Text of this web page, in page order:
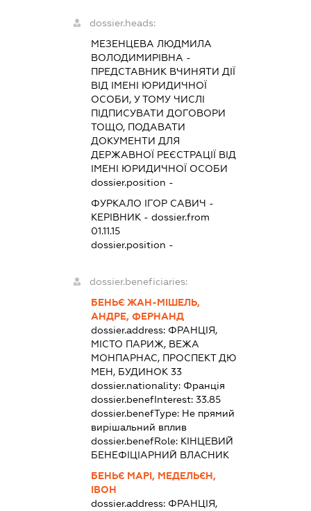
dossier.heads:
МЕЗЕНЦЕВА ЛЮДМИЛА
ВОЛОДИМИРІВНА -
ПРЕДСТАВНИКВЧИНЯТИ ДІЇ
ВІД ІМЕНІ ЮРИДИЧНОЇ
ОСОБИ, У ТОМУ ЧИСЛІ
ПІДПИСУВАТИ ДОГОВОРИ
ТОЩО, ПОДАВАТИ
ДОКУМЕНТИ ДЛЯ
ДЕРЖАВНОЇ РЕЄСТРАЦІЇ ВІД
ІМЕНІ ЮРИДИЧНОЇ ОСОБИ
dossier.position -
ФУРКАЛО ІГОР САВИЧ -
КЕРІВНИК- dossier.from
01.11.15
dossier.position -
dossier.beneficiaries:
БЕНЬЄ ЖАН-МІШЕЛЬ,
АНДРЕ, ФЕРНАНД
dossier.address: ФРАНЦІЯ,
МІСТО ПАРИЖ, ВЕЖА
МОНПАРНАС, ПРОСПЕКТ ДЮ
МЕН, БУДИНОК 33
dossier.nationality: Франція
dossier.benefInterest: 33.85
dossier.benefType: Не прямий
вирішальний вплив
dossier.benefRole: КІНЦЕВИЙ
БЕНЕФІЦІАРНИЙ ВЛАСНИК
БЕНЬЄ МАРІ, МЕДЕЛЬЄН,
ІВОН
dossier.address: ФРАНЦІЯ,